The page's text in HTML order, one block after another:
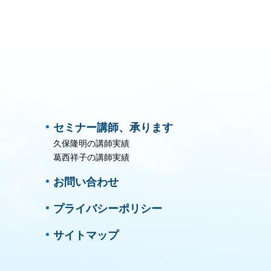
セミナー講師、承ります
久保隆明の講師実績
葛西祥子の講師実績
お問い合わせ
プライバシーポリシー
サイトマップ